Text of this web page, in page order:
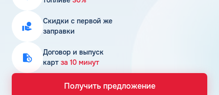
Скидки с первой же
заправки
Договор и выпуск
карт за 10 минут
Получить предложение